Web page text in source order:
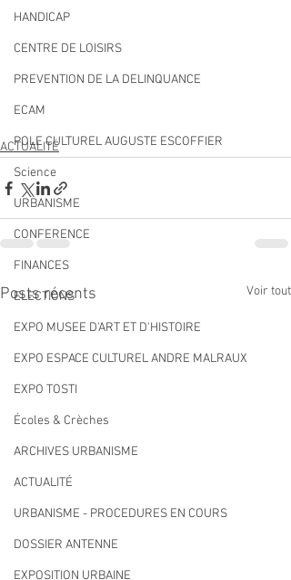
HANDICAP
CENTRE DE LOISIRS
PREVENTION DE LA DELINQUANCE
ECAM
POLE CULTUREL AUGUSTE ESCOFFIER
Science
URBANISME
CONFERENCE
FINANCES
ELECTIONS
EXPO MUSEE D'ART ET D'HISTOIRE
EXPO ESPACE CULTUREL ANDRE MALRAUX
EXPO TOSTI
Écoles & Crèches
ARCHIVES URBANISME
ACTUALITÉ
URBANISME - PROCEDURES EN COURS
DOSSIER ANTENNE
EXPOSITION URBAINE
ACTUALITÉ
Posts récents Voir tout